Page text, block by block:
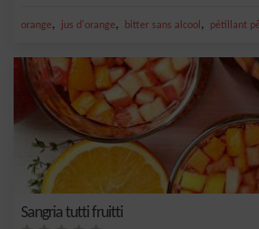
orange, jus d'orange, bitter sans alcool , pétillant
Sangria tutti fruitti